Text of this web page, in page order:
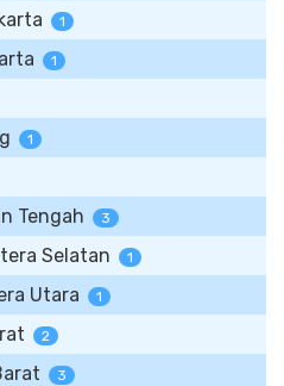
1
1
1
Tengah 3
Selatan 1
Utara 1
2
3